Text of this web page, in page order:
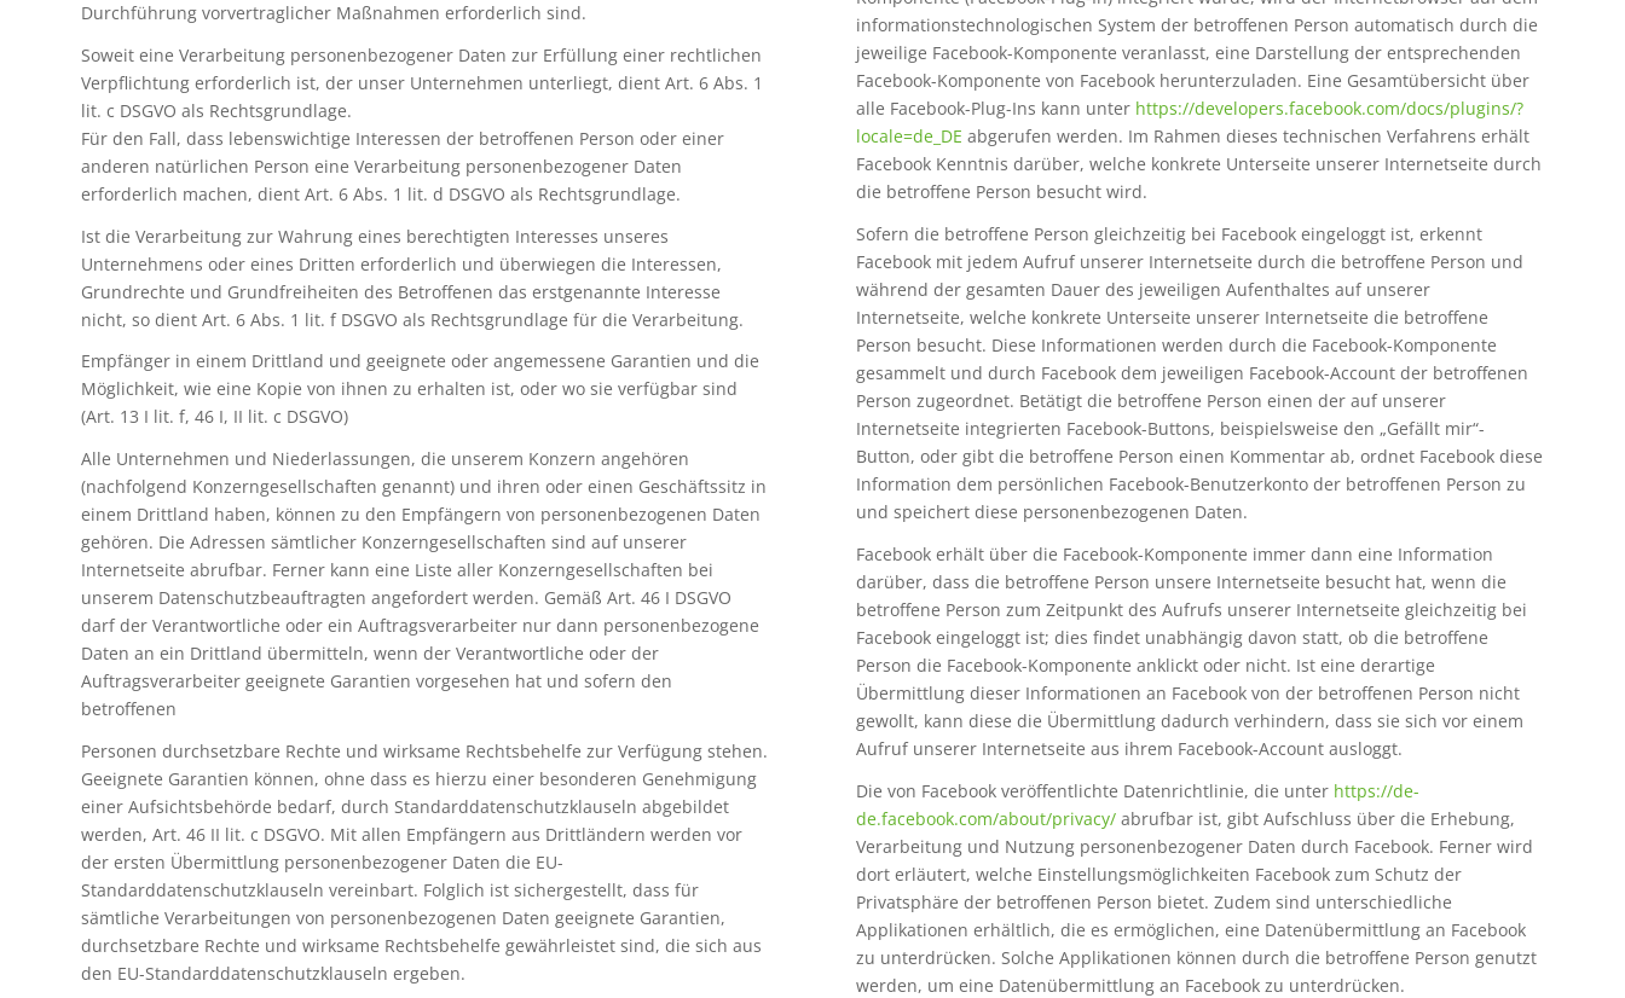
Durchführung vorvertraglicher Maßnahmen erforderlich sind.
Soweit eine Verarbeitung personenbezogener Daten zur Erfüllung einer rechtlichen
Verpflichtung erforderlich ist, der unser Unternehmen unterliegt, dient Art. 6 Abs. 1
lit. c DSGVO als Rechtsgrundlage.
Für den Fall, dass lebenswichtige Interessen der betroffenen Person oder einer
anderen natürlichen Person eine Verarbeitung personenbezogener Daten
erforderlich machen, dient Art. 6 Abs. 1 lit. d DSGVO als Rechtsgrundlage.
Ist die Verarbeitung zur Wahrung eines berechtigten Interesses unseres
Unternehmens oder eines Dritten erforderlich und überwiegen die Interessen,
Grundrechte und Grundfreiheiten des Betroffenen das erstgenannte Interesse
nicht, so dient Art. 6 Abs. 1 lit. f DSGVO als Rechtsgrundlage für die Verarbeitung.
Empfänger in einem Drittland und geeignete oder angemessene Garantien und die
Möglichkeit, wie eine Kopie von ihnen zu erhalten ist, oder wo sie verfügbar sind
(Art. 13 I lit. f, 46 I, II lit. c DSGVO)
Alle Unternehmen und Niederlassungen, die unserem Konzern angehören
(nachfolgend Konzerngesellschaften genannt) und ihren oder einen Geschäftssitz in
einem Drittland haben, können zu den Empfängern von personenbezogenen Daten
gehören. Die Adressen sämtlicher Konzerngesellschaften sind auf unserer
Internetseite abrufbar. Ferner kann eine Liste aller Konzerngesellschaften bei
unserem Datenschutzbeauftragten angefordert werden. Gemäß Art. 46 I DSGVO
darf der Verantwortliche oder ein Auftragsverarbeiter nur dann personenbezogene
Daten an ein Drittland übermitteln, wenn der Verantwortliche oder der
Auftragsverarbeiter geeignete Garantien vorgesehen hat und sofern den
betroffenen
Personen durchsetzbare Rechte und wirksame Rechtsbehelfe zur Verfügung stehen.
Geeignete Garantien können, ohne dass es hierzu einer besonderen Genehmigung
einer Aufsichtsbehörde bedarf, durch Standarddatenschutzklauseln abgebildet
werden, Art. 46 II lit. c DSGVO. Mit allen Empfängern aus Drittländern werden vor
der ersten Übermittlung personenbezogener Daten die EU-
Standarddatenschutzklauseln vereinbart. Folglich ist sichergestellt, dass für
sämtliche Verarbeitungen von personenbezogenen Daten geeignete Garantien,
durchsetzbare Rechte und wirksame Rechtsbehelfe gewährleistet sind, die sich aus
den EU-Standarddatenschutzklauseln ergeben.
informationstechnologischen System der betroffenen Person automatisch durch die
jeweilige Facebook-Komponente veranlasst, eine Darstellung der entsprechenden
Facebook-Komponente von Facebook herunterzuladen. Eine Gesamtübersicht über
alle Facebook-Plug-Ins kann unter https://developers.facebook.com/docs/plugins/?
locale=de_DE abgerufen werden. Im Rahmen dieses technischen Verfahrens erhält
Facebook Kenntnis darüber, welche konkrete Unterseite unserer Internetseite durch
die betroffene Person besucht wird.
Sofern die betroffene Person gleichzeitig bei Facebook eingeloggt ist, erkennt
Facebook mit jedem Aufruf unserer Internetseite durch die betroffene Person und
während der gesamten Dauer des jeweiligen Aufenthaltes auf unserer
Internetseite, welche konkrete Unterseite unserer Internetseite die betroffene
Person besucht. Diese Informationen werden durch die Facebook-Komponente
gesammelt und durch Facebook dem jeweiligen Facebook-Account der betroffenen
Person zugeordnet. Betätigt die betroffene Person einen der auf unserer
Internetseite integrierten Facebook-Buttons, beispielsweise den „Gefällt mir“-
Button, oder gibt die betroffene Person einen Kommentar ab, ordnet Facebook diese
Information dem persönlichen Facebook-Benutzerkonto der betroffenen Person zu
und speichert diese personenbezogenen Daten.
Facebook erhält über die Facebook-Komponente immer dann eine Information
darüber, dass die betroffene Person unsere Internetseite besucht hat, wenn die
betroffene Person zum Zeitpunkt des Aufrufs unserer Internetseite gleichzeitig bei
Facebook eingeloggt ist; dies findet unabhängig davon statt, ob die betroffene
Person die Facebook-Komponente anklickt oder nicht. Ist eine derartige
Übermittlung dieser Informationen an Facebook von der betroffenen Person nicht
gewollt, kann diese die Übermittlung dadurch verhindern, dass sie sich vor einem
Aufruf unserer Internetseite aus ihrem Facebook-Account ausloggt.
Die von Facebook veröffentlichte Datenrichtlinie, die unter https://de-
de.facebook.com/about/privacy/ abrufbar ist, gibt Aufschluss über die Erhebung,
Verarbeitung und Nutzung personenbezogener Daten durch Facebook. Ferner wird
dort erläutert, welche Einstellungsmöglichkeiten Facebook zum Schutz der
Privatsphäre der betroffenen Person bietet. Zudem sind unterschiedliche
Applikationen erhältlich, die es ermöglichen, eine Datenübermittlung an Facebook
zu unterdrücken. Solche Applikationen können durch die betroffene Person genutzt
werden, um eine Datenübermittlung an Facebook zu unterdrücken.